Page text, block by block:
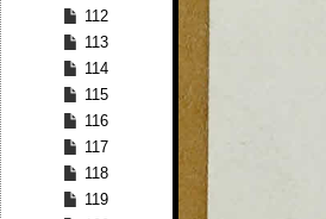
112
113
114
115
116
117
118
119